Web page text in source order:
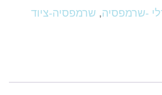
-שרמפסיה, שרמפסיה-ציוד